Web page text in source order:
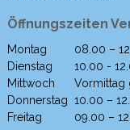
Öffnungszeiten
Wochentag
Montag 08.00 –
Dienstag
10.00 -
Mittwoch
Vormittag
Donnerstag 10.00 –
Freitag
09.00 –